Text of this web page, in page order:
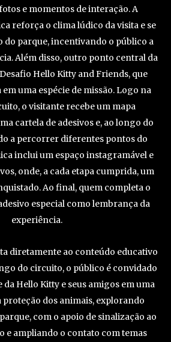
e momentos de interação. A
reforça o clima lúdico da visita e se
do parque, incentivando o público a
Além disso, outro ponto central da
Hello Kitty and Friends, que
uma espécie de missão. Logo na
o visitante recebe um mapa
cartela de adesivos e, ao longo do
a percorrer diferentes pontos do
inclui um espaço instagramável e
onde, a cada etapa cumprida, um
Ao final, quem completa o
especial como lembrança da
experiência.
diretamente ao conteúdo educativo
do circuito, o público é convidado
Hello Kitty e seus amigos em uma
proteção dos animais, explorando
com o apoio de sinalização ao
e ampliando o contato com temas